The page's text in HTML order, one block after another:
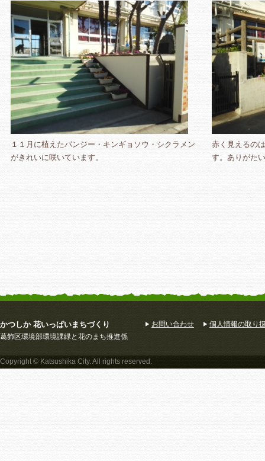
１１月に植えたパンジー・キンギョソウ・シクラメン
がきれいに咲いています。
赤く見えるの
す。ありがた
かつしか 花いっぱいまちづくり
葛飾区環境部環境課緑と花のまち推進係
お問い合わせ 個人情報の取り
Copyright © Katsushika City. All rights reserved.